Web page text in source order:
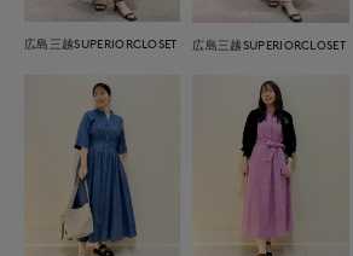
広島三越SUPERIORCLOSET 広島三越SUPERIORCLOSET